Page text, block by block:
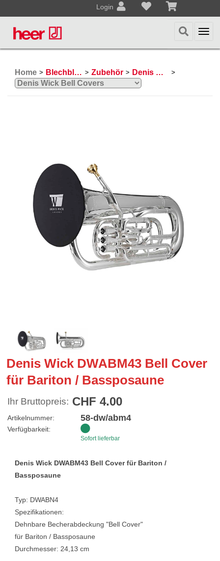
Login
Home > Blechblasinstrumente > Zubehör > Denis Wick >
Denis Wick DWABM43 Bell Cover
für Bariton / Bassposaune
Ihr Bruttopreis: CHF 4.00
Artikelnummer: 58-dw/abm4
Verfügbarkeit:
Sofort lieferbar
Denis Wick DWABM43 Bell Cover für Bariton /
Bassposaune
Typ: DWABN4
Spezifikationen:
Dehnbare Becherabdeckung "Bell Cover"
für Bariton / Bassposaune
Durchmesser: 24,13 cm